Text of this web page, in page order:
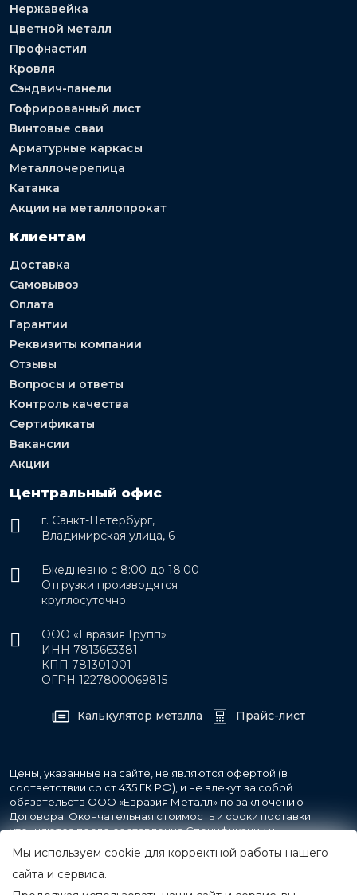
Нержавейка
Цветной металл
Профнастил
Кровля
Сэндвич-панели
Гофрированный лист
Винтовые сваи
Арматурные каркасы
Металлочерепица
Катанка
Акции на металлопрокат
Клиентам
Доставка
Самовывоз
Оплата
Гарантии
Реквизиты компании
Отзывы
Вопросы и ответы
Контроль качества
Сертификаты
Вакансии
Акции
Центральный офис
г. Санкт-Петербург,
Владимирская улица, 6
Ежедневно с 8:00 до 18:00
Отгрузки производятся
круглосуточно.
ООО «Евразия Групп»
ИНН 7813663381
КПП 781301001
ОГРН 1227800069815
Калькулятор металла Прайс-лист
Цены, указанные на сайте, не являются офертой (в
соответствии со ст.435 ГК РФ), и не влекут за собой
обязательств ООО «Евразия Металл» по заключению
Договора. Окончательная стоимость и сроки поставки
уточняются после составления Спецификации и
фиксируются в Счете на оплату, а также Спецификации на
поставку товара.
Мы используем cookie для корректной работы нашего
сайта и сервиса.